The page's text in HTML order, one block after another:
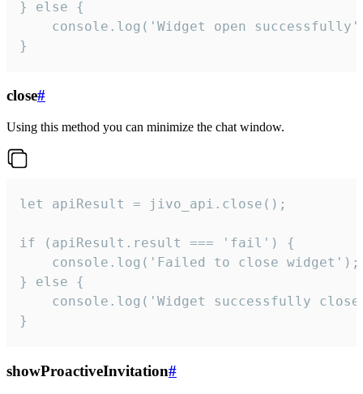
} else {
console.log('Widget open
}
close#
Using this method you can minimize the chat window.
let apiResult = jivo_api.close();
if (apiResult.result === 'fail') {
    console.log('Failed to close widget');
} else {
console.log('Widget successfully
}
showProactiveInvitation#